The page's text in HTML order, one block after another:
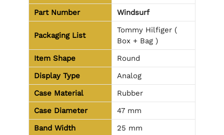
Part Number
Windsurf
Packaging List
Tommy Hilfiger (
Box + Bag )
Item Shape
Round
Display Type
Analog
Case Material
Rubber
Case Diameter
47 mm
Band Width
25 mm